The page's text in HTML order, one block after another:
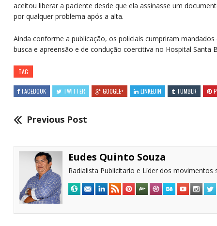
aceitou liberar a paciente desde que ela assinasse um
por qualquer problema após a alta.
Ainda conforme a publicação, os policiais cumpriram
busca e apreensão e de condução coercitiva no Hospital Santa
TAG
FACEBOOK TWITTER GOOGLE+ LINKEDIN TUMBLR
Previous Post
Eudes Quinto Souza
Radialista Publicitario e Líder dos movimentos